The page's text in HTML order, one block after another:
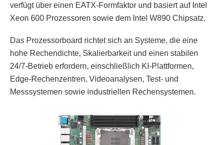
verfügt über einen EATX-Formfaktor und basiert auf Intel
Xeon 600 Prozessoren sowie dem Intel W890 Chipsatz.
Das Prozessorboard richtet sich an Systeme, die eine
hohe Rechendichte, Skalierbarkeit und einen stabilen
24/7-Betrieb erfordern, einschließlich KI-Plattformen,
Edge-Rechenzentren, Videoanalysen, Test- und
Messsystemen sowie industriellen Rechensystemen.